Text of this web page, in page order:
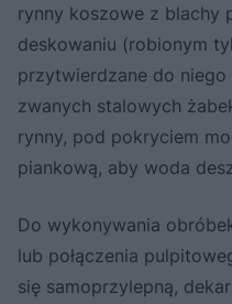
rynny koszowe z blachy
deskowaniu (robionym
przytwierdzane do
zwanych stalowych
rynny, pod pokryciem
piankową, aby woda
Do wykonywania
lub połączenia
się samoprzylepną,